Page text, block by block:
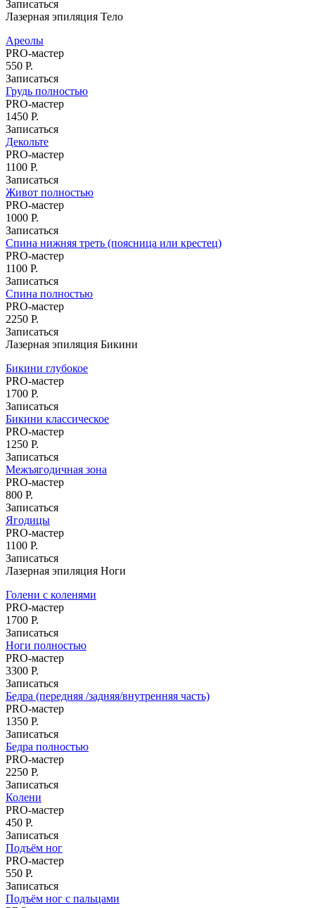
Записаться
Лазерная эпиляция Тело
Ареолы
PRO-мастер
550 Р.
Записаться
Грудь полностью
PRO-мастер
1450 Р.
Записаться
Декольте
PRO-мастер
1100 Р.
Записаться
Живот полностью
PRO-мастер
1000 Р.
Записаться
Спина нижняя треть (поясница или крестец)
PRO-мастер
1100 Р.
Записаться
Спина полностью
PRO-мастер
2250 Р.
Записаться
Лазерная эпиляция Бикини
Бикини глубокое
PRO-мастер
1700 Р.
Записаться
Бикини классическое
PRO-мастер
1250 Р.
Записаться
Межъягодичная зона
PRO-мастер
800 Р.
Записаться
Ягодицы
PRO-мастер
1100 Р.
Записаться
Лазерная эпиляция Ноги
Голени с коленями
PRO-мастер
1700 Р.
Записаться
Ноги полностью
PRO-мастер
3300 Р.
Записаться
Бедра (передняя /задняя/внутренняя часть)
PRO-мастер
1350 Р.
Записаться
Бедра полностью
PRO-мастер
2250 Р.
Записаться
Колени
PRO-мастер
450 Р.
Записаться
Подъём ног
PRO-мастер
550 Р.
Записаться
Подъём ног с пальцами